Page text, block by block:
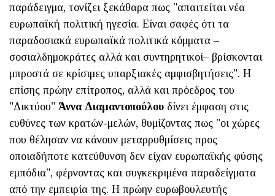
παράδειγμα, τονίζει ξεκάθαρα πως "απαιτείται νέα
ευρωπαϊκή πολιτική ηγεσία. Είναι σαφές ότι τα
παραδοσιακά ευρωπαϊκά πολιτικά κόμματα –
σοσιαλδημοκράτες αλλά και συντηρητικοί– βρίσκονται
μπροστά σε κρίσιμες υπαρξιακές αμφισβητήσεις". Η
επίσης πρώην επίτροπος, αλλά και πρόεδρος του
"Δικτύου" Άννα Διαμαντοπούλου δίνει έμφαση στις
ευθύνες των κρατών-μελών, θυμίζοντας πως "οι χώρες
που θέλησαν να κάνουν μεταρρυθμίσεις προς
οποιαδήποτε κατεύθυνση δεν είχαν ευρωπαϊκής φύσης
εμπόδια", φέρνοντας και συγκεκριμένα παραδείγματα
από την εμπειρία της. Η πρώην ευρωβουλευτής